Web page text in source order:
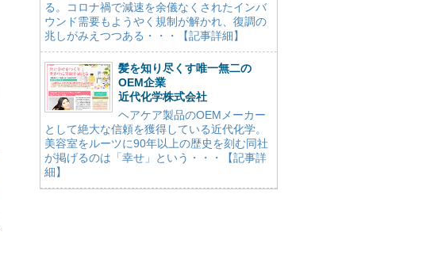
る。コロナ禍で減速を余儀なくされたインバ
ウンド需要もようやく規制が解かれ、復調の
兆しがみえつつある・・・【記事詳細】
髪を知り尽くす唯一無二の
OEM企業
近代化学株式会社
ヘアケア製品のOEMメーカー
として絶大な信頼を獲得している近代化学。
美容室をルーツに90年以上の歴史を刻む同社
が掲げるのは「幸せ」という・・・【記事詳
細】